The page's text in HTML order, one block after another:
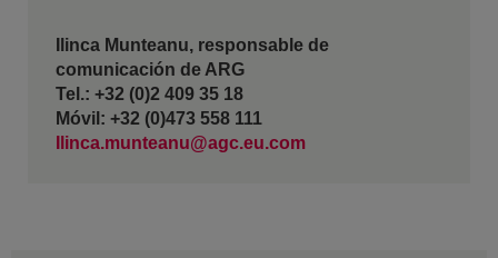
Ilinca Munteanu, responsable de
comunicación de ARG
Tel.: +32 (0)2 409 35 18
Móvil: +32 (0)473 558 111
Ilinca.munteanu@agc.eu.com